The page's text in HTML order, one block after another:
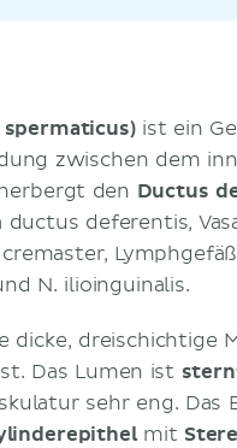
ist ein
zwischen dem
den Ductus
deferentis,
N. ilioinguinalis.
dicke, dreischichtige
Das Lumen ist
sehr eng. Das
mit